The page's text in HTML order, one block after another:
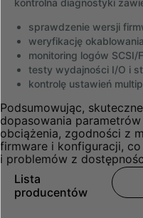
kontrolna diagnostyki
sprawdzenie wersji
weryfikację
monitoring logów
testy wydajności I/O i
kontrolę ustawień
Podsumowując,
dopasowania
obciążenia, zgodności z
firmware i konfiguracji,
i problemów z
Lista
producentów